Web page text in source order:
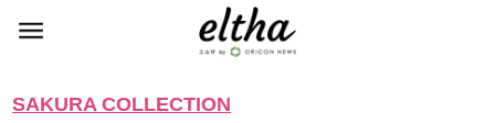
SAKURA COLLECTION